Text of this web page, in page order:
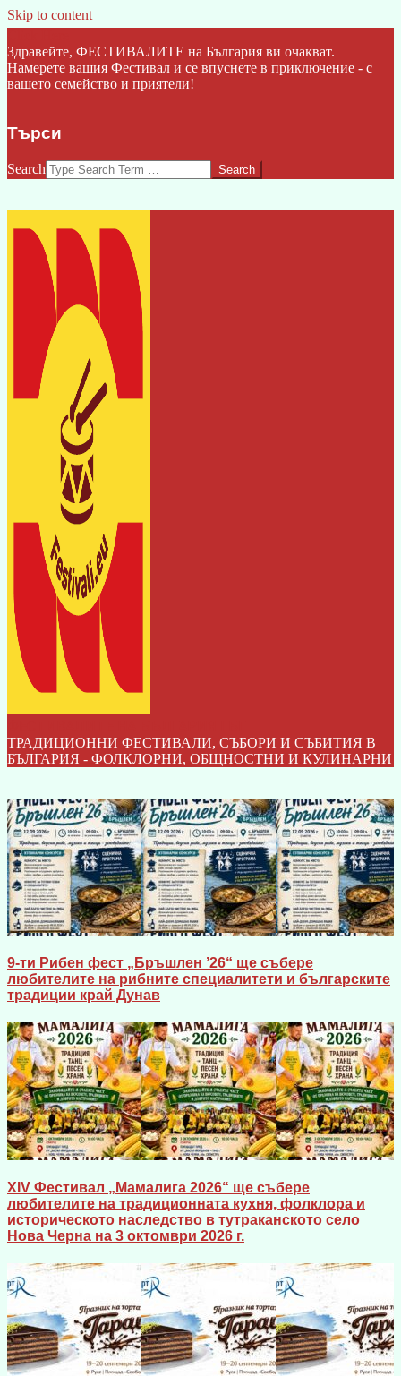
Skip to content
Здравейте, ФЕСТИВАЛИТЕ на България ви очакват.
Намерете вашия Фестивал и се впуснете в приключение - с
вашето семейство и приятели!
Търси
Search
ТРАДИЦИОННИ ФЕСТИВАЛИ, СЪБОРИ И СЪБИТИЯ В
БЪЛГАРИЯ - ФОЛКЛОРНИ, ОБЩНОСТНИ И КУЛИНАРНИ
9-ти Рибен фест „Бръшлен ’26“ ще събере
любителите на рибните специалитети и българските
традиции край Дунав
XIV Фестивал „Мамалига 2026“ ще събере
любителите на традиционната кухня, фолклора и
историческото наследство в тутраканското село
Нова Черна на 3 октомври 2026 г.